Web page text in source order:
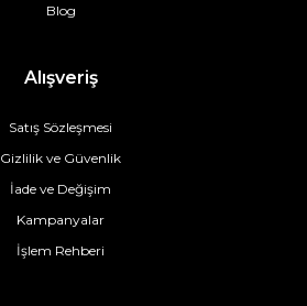
Blog
Alışveriş
Satış Sözleşmesi
Gizlilik ve Güvenlik
İade ve Değişim
Kampanyalar
İşlem Rehberi